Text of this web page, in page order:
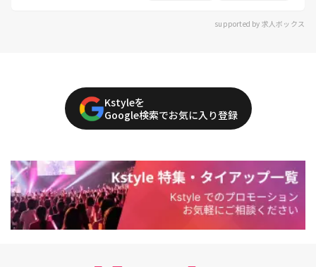
supported by 求人ボックス
Kstyleを
Google検索でお気に入り登録